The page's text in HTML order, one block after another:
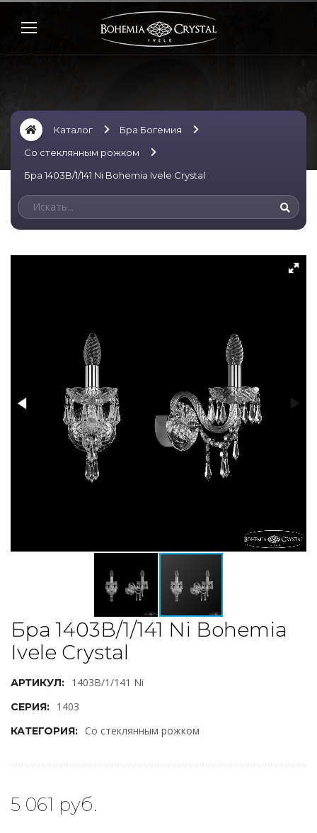
Каталог
Бра Богемия
Со стеклянным рожком
Бра 1403B/1/141 Ni Bohemia Ivele Crystal
Бра 1403B/1/141 Ni Bohemia
Ivele Crystal
АРТИКУЛ: 1403B/1/141 Ni
СЕРИЯ: 1403
КАТЕГОРИЯ: Со стеклянным рожком
5 061 руб.